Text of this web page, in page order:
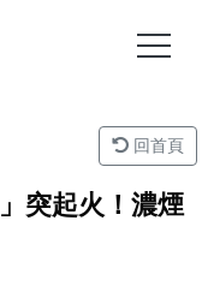
回首頁
突起火！濃煙